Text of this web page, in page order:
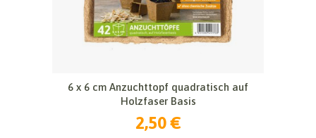
6 x 6 cm Anzuchttopf quadratisch auf
Holzfaser Basis
2,50 €